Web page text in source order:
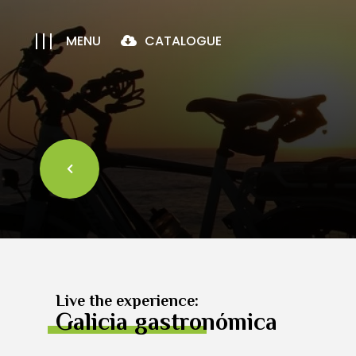
MENU CATALOGUE
Live the experience:
Galicia gastronómica